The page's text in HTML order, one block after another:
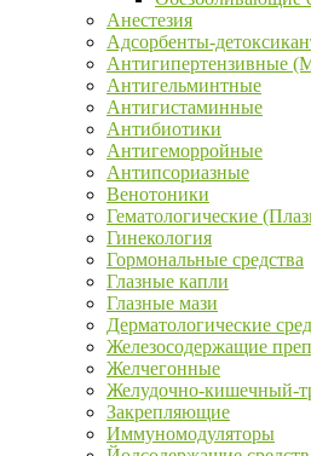
Анестезия
Адсорбенты-
Антигипертензивные
Антигельминтные
Антигистаминные
Антибиотики
Антигеморройные
Антипсориазные
Венотоники
Гематологические
Гинекология
Гормональные средства
Глазные капли
Глазные мази
Дерматологические
Железосодержащие
Желчегонные
Желудочно-кишечный-
Закрепляющие
Иммуномодуляторы